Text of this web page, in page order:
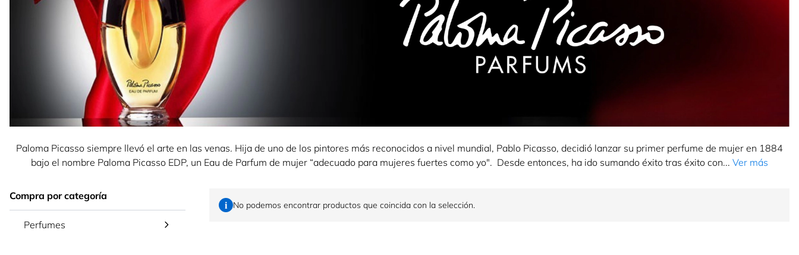
Paloma Picasso siempre llevó el arte en las venas. Hija de uno de los pintores más reconocidos a nivel mundial, Pablo Picasso, decidió lanzar su primer perfume de mujer en 1884
bajo el nombre Paloma Picasso EDP, un Eau de Parfum de mujer “adecuado para mujeres fuertes como yo". Desde entonces, ha ido sumando éxito tras éxito con... Ver más
Compra por categoría
Perfumes
No podemos encontrar productos que coincida con la selección.